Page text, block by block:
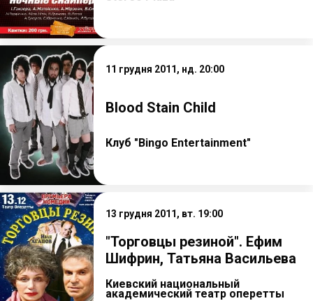
11 грудня 2011, нд. 20:00
Blood Stain Child
Клуб "Bingo Entertainment"
13 грудня 2011, вт. 19:00
"Торговцы резиной". Ефим
Шифрин, Татьяна Васильева
Киевский национальный
академический театр оперетты